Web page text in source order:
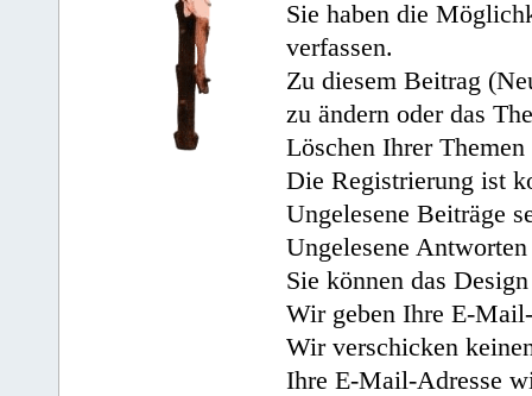
Sie haben die
verfassen.
Zu diesem Beitrag
zu ändern oder das
Löschen Ihrer
Die Registrierung ist
Ungelesene Beiträge
Ungelesene
Sie können das
Wir geben Ihre E-
Wir verschicken
Ihre E-Mail-Adresse